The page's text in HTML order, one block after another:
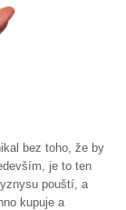
bez toho, že by
je to ten
pouští, a
kupuje a